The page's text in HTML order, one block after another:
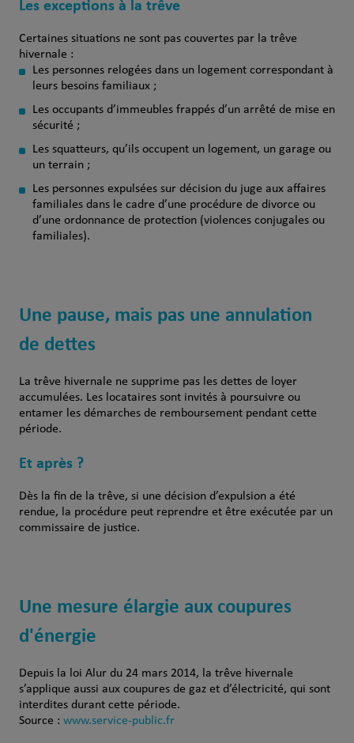
Les exceptions à la trêve
Certaines situations ne sont pas couvertes par la trêve
hivernale :
Les personnes relogées dans un logement correspondant à
leurs besoins familiaux ;
Les occupants d’immeubles frappés d’un arrêté de mise en
sécurité ;
Les squatteurs, qu’ils occupent un logement, un garage ou
un terrain ;
Les personnes expulsées sur décision du juge aux affaires
familiales dans le cadre d’une procédure de divorce ou
d’une ordonnance de protection (violences conjugales ou
familiales).
Une pause, mais pas une annulation
de dettes
La trêve hivernale ne supprime pas les dettes de loyer
accumulées. Les locataires sont invités à poursuivre ou
entamer les démarches de remboursement pendant cette
période.
Et après ?
Dès la fin de la trêve, si une décision d’expulsion a été
rendue, la procédure peut reprendre et être exécutée par un
commissaire de justice.
Une mesure élargie aux coupures
d'énergie
Depuis la loi Alur du 24 mars 2014, la trêve hivernale
s’applique aussi aux coupures de gaz et d’électricité, qui sont
interdites durant cette période.
Source : www.service-public.fr